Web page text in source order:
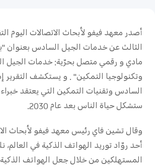
أصدر معهد فيفو لأبحاث الاتصالات اليوم
الثالث عن خدمات الجيل السادس بعنوان
مادي و رقمي متصل بحرّية: خدمات الجيل
وتكنولوجيا التمكين" . و يستكشف التقرير
السادس وتقنيات التمكين التي يعتقد خبراء
ستشكل حياة الناس بعد عام 2030.
وقال تشين فاي رئيس معهد فيفو لأبحاث
أحد روّاد توريد الهواتف الذكية في العالم،